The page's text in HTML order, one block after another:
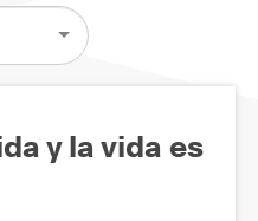
y la vida es